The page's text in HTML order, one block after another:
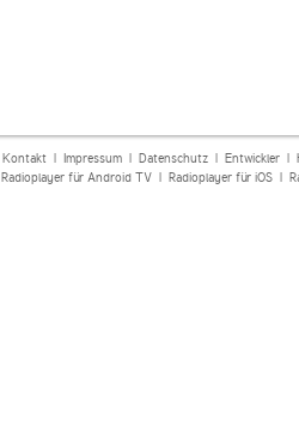
Kontakt| Impressum| Datenschutz| Entwickler|
Radioplayer für Android TV| Radioplayer für iOS|